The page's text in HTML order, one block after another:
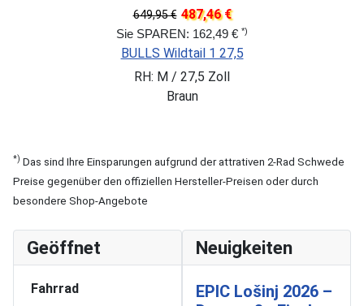
649,95 € 487,46 €
Sie SPAREN: 162,49 € *)
BULLS Wildtail 1 27,5
RH: M / 27,5 Zoll
Braun
*) Das sind Ihre Einsparungen aufgrund der attrativen 2-Rad Schwede
Preise gegenüber den offiziellen Hersteller-Preisen oder durch
besondere Shop-Angebote
Geöffnet
Fahrrad
Neuigkeiten
EPIC Lošinj 2026 –